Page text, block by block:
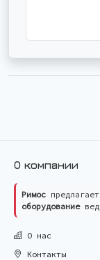
О компании
Римос
оборудование
О нас
Контакты